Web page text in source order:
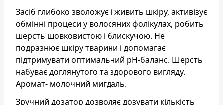
Засіб глибоко зволожує і живить шкіру, активізує
обмінні процеси у волосяних фолікулах, робить
шерсть шовковистою і блискучою. Не
подразнює шкіру тварини і допомагає
підтримувати оптимальний pH-баланс. Шерсть
набуває доглянутого та здорового вигляду.
Аромат- молочний мигдаль.
Зручний дозатор дозволяє дозувати кількість